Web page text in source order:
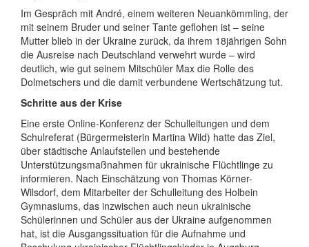
Im Gespräch mit André, einem weiteren Neuankömmling, der
mit seinem Bruder und seiner Tante geflohen ist – seine
Mutter blieb in der Ukraine zurück, da ihrem 18jährigen Sohn
die Ausreise nach Deutschland verwehrt wurde – wird
deutlich, wie gut seinem Mitschüler Max die Rolle des
Dolmetschers und die damit verbundene Wertschätzung tut.
Schritte aus der Krise
Eine erste Online-Konferenz der Schulleitungen und dem
Schulreferat (Bürgermeisterin Martina Wild) hatte das Ziel,
über städtische Anlaufstellen und bestehende
Unterstützungsmaßnahmen für ukrainische Flüchtlinge zu
informieren. Nach Einschätzung von Thomas Körner-
Wilsdorf, dem Mitarbeiter der Schulleitung des Holbein
Gymnasiums, das inzwischen auch neun ukrainische
Schülerinnen und Schüler aus der Ukraine aufgenommen
hat, ist die Ausgangssituation für die Aufnahme und